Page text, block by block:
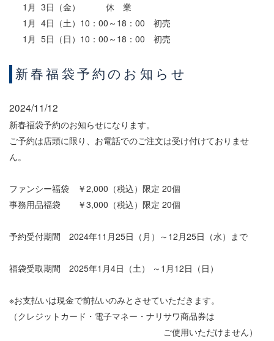
1月 3日（金） 休 業
1月 4日（土）10：00～18：00 初売
1月 5日（日）10：00～18：00 初売
新春福袋予約のお知らせ
2024/11/12
新春福袋予約のお知らせになります。
ご予約は店頭に限り、お電話でのご注文は受け付けておりませ
ん。
ファンシー福袋 ￥2,000（税込）限定 20個
事務用品福袋 ￥3,000（税込）限定 20個
予約受付期間 2024年11月25日（月）～12月25日（水）まで
福袋受取期間 2025年1月4日（土） ～1月12日（日）
※お支払いは現金で前払いのみとさせていただきます。
（クレジットカード・電子マネー・ナリサワ商品券は
ご使用いただけません）